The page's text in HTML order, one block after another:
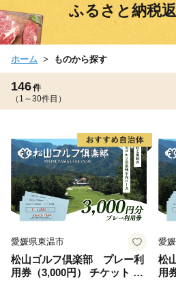
ふるさと納税
ホーム ものから探す
146件
（1～30件目）
愛媛県東温市
松山ゴルフ倶楽部 プレー利
用券（3,000円） チケット ゴ
愛
松
用